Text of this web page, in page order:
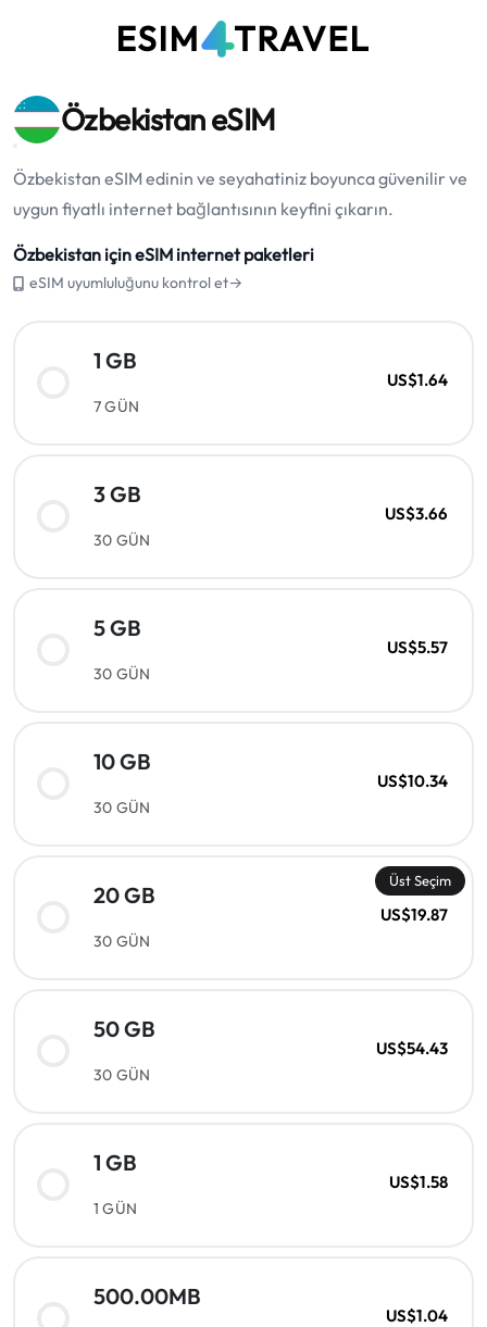
Özbekistan eSIM
Özbekistan eSIM edinin ve seyahatiniz boyunca güvenilir ve
uygun fiyatlı internet bağlantısının keyfini çıkarın.
Özbekistan için eSIM internet paketleri
eSIM uyumluluğunu kontrol et→
1 GB
7 GÜN
US$1.64
3 GB
30 GÜN
US$3.66
5 GB
30 GÜN
US$5.57
10 GB
30 GÜN
US$10.34
Üst Seçim
20 GB
30 GÜN
US$19.87
50 GB
30 GÜN
US$54.43
1 GB
1 GÜN
US$1.58
500.00MB
US$1.04